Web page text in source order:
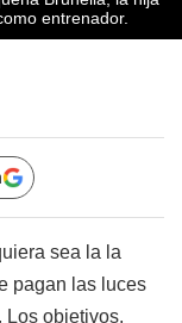
entrenador.
sea la la
pagan las luces
Los objetivos,